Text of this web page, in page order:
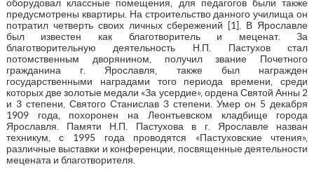
оборудовал классные помещения, для педагогов были также
предусмотрены квартиры. На строительство данного училища он
потратил четверть своих личных сбережений [1]. В Ярославле
был известен как благотворитель и меценат. За
благотворительную деятельность Н.П. Пастухов стал
потомственным дворянином, получил звание Почетного
гражданина г. Ярославля, также был награжден
государственными наградами того периода времени, среди
которых две золотые медали «За усердие», ордена Святой Анны 2
и 3 степени, Святого Станислав 3 степени. Умер он 5 декабря
1909 года, похоронен на Леонтьевском кладбище города
Ярославля. Памяти Н.П. Пастухова в г. Ярославле назван
техникум, с 1995 года проводятся «Пастуховские чтения»,
различные выставки и конференции, посвященные деятельности
мецената и благотворителя.